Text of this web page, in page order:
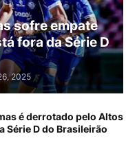
sofre empate
fora da Série D
2025
é derrotado pelo Altos
Série D do Brasileirão